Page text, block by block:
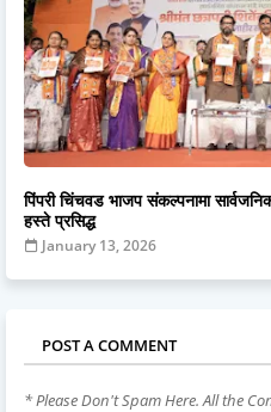
पिंपरी चिंचवड भाजप संकल्पनामा
हस्ते प्रसिद्ध
January 13, 2026
POST A COMMENT
* Please Don't Spam Here. All the